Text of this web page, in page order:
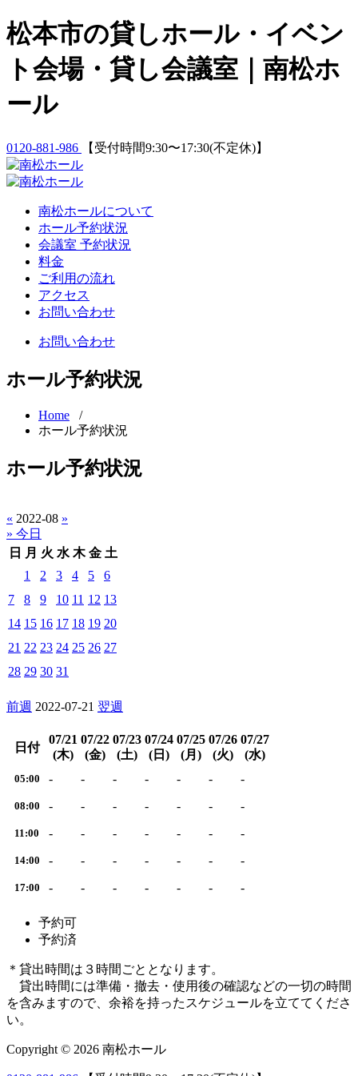
Skip
to
松本市の貸しホール・イベン
ト会場・貸し会議室｜南松ホ
ール
0120-881-986 【受付時間9:30〜17:30(不定休)】
南松ホールについて
ホール予約状況
会議室 予約状況
料金
ご利用の流れ
アクセス
お問い合わせ
お問い合わせ
ホール予約状況
Home /
ホール予約状況
ホール予約状況
« 2022-08 »
» 今日
日
月 火 水 木 金 土
1
2 3 4 5
6
7
8 9 10 11 12 13
14 15 16 17 18 19 20
21 22 23 24 25 26 27
28 29 30 31
前週 2022-07-21 翌週
日付
07/21
(木)
07/22
(金)
07/23
(土)
07/24
(日)
07/25
(月)
07/26
(火)
07/27
(水)
05:00 - - - - - - -
08:00 - - - - - - -
11:00 - - - - - - -
14:00 - - - - - - -
17:00 - - - - - - -
予約可
予約済
＊貸出時間は３時間ごととなります。
貸出時間には準備・撤去・使用後の確認などの一切の時間
を含みますので、余裕を持ったスケジュールを立ててくださ
い。
Copyright © 2026 南松ホール